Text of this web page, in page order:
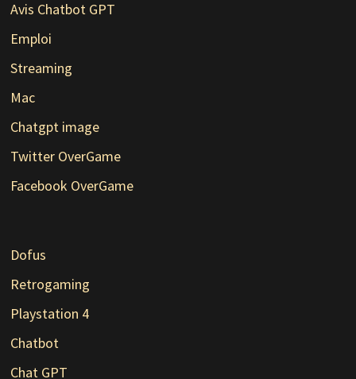
Avis Chatbot GPT
Emploi
Streaming
Mac
Chatgpt image
Twitter OverGame
Facebook OverGame
Dofus
Retrogaming
Playstation 4
Chatbot
Chat GPT